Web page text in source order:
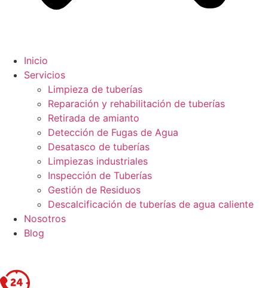
Inicio
Servicios
Limpieza de tuberías
Reparación y rehabilitación de tuberías
Retirada de amianto
Detección de Fugas de Agua
Desatasco de tuberías
Limpiezas industriales
Inspección de Tuberías
Gestión de Residuos
Descalcificación de tuberías de agua caliente
Nosotros
Blog